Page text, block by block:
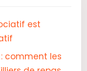
est
comment les